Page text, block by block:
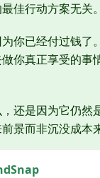
佳行动方案无关。
你已经付过钱
你真正享受的事
，还是因为它仍
景而非沉没成本